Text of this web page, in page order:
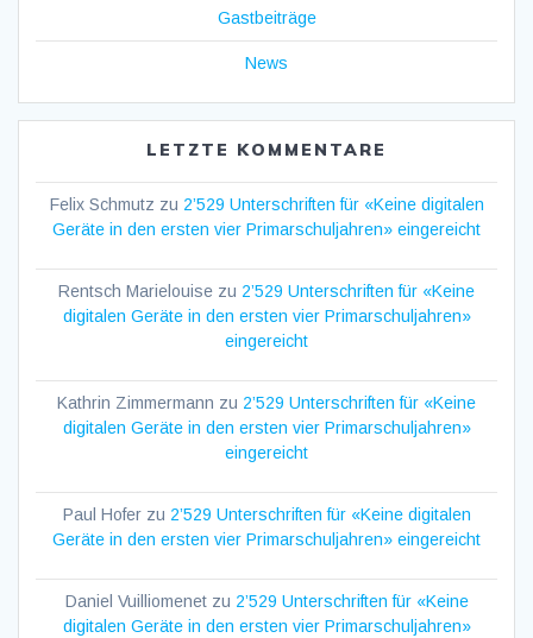
Gastbeiträge
News
LETZTE KOMMENTARE
Felix Schmutz zu 2’529 Unterschriften für «Keine digitalen
Geräte in den ersten vier Primarschuljahren» eingereicht
Rentsch Marielouise zu 2’529 Unterschriften für «Keine
digitalen Geräte in den ersten vier Primarschuljahren»
eingereicht
Kathrin Zimmermann zu 2’529 Unterschriften für «Keine
digitalen Geräte in den ersten vier Primarschuljahren»
eingereicht
Paul Hoferzu 2’529 Unterschriften für «Keine digitalen
Geräte in den ersten vier Primarschuljahren» eingereicht
Daniel Vuilliomenetzu 2’529 Unterschriften für «Keine
digitalen Geräte in den ersten vier Primarschuljahren»